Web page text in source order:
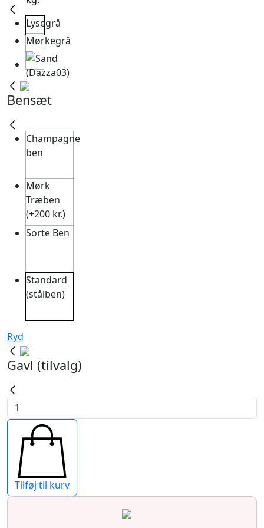
Lysegrå
Mørkegrå
Bensæt
Champagne
ben
Mørk
Træben
(+200 kr.)
Sorte Ben
Standard
(stålben)
Ryd
Gavl (tilvalg)
Bragi
Kontinentalseng
Tilføj til kurv